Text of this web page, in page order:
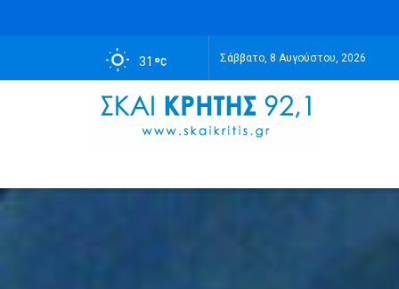
31 Σάββατο, 8 Αυγούστου, 2026